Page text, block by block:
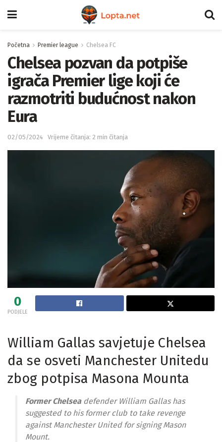
Početna Premier league Chelsea FC
Chelsea pozvan da potpiše
igrača Premier lige koji će
razmotriti budućnost nakon
Eura
02/05/2024 Vrijeme čitanja: 2 min čitanja
0
PODJELE
William Gallas savjetuje Chelsea
da se osveti Manchester Unitedu
zbog potpisa Masona Mounta
Former Chelseadefender William Gallas has
suggested to his former club to take revenge
against Manchester United for signing Mason
Mount.